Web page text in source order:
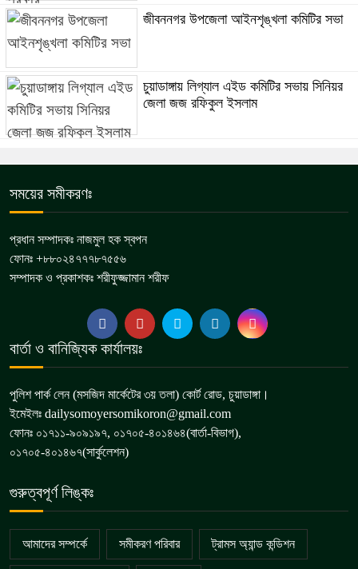
জীবননগর উপজেলা আইনশৃঙ্খলা কমিটির সভা
চুয়াডাঙ্গায় লিগ্যাল এইড কমিটির সভায় সিনিয়র
জেলা জজ রফিকুল ইসলাম
সময়ের সমীকরণঃ
প্রধান সম্পাদকঃ নাজমুল হক স্বপন
ফোনঃ +৮৮০২৪৭৭৭৮৭৫৫৬
সম্পাদক ও প্রকাশকঃ শরীফুজ্জামান শরীফ
বার্তা ও বানিজ্যিক কার্যালয়ঃ
পুলিশ পার্ক লেন (মসজিদ মার্কেটের ৩য় তলা) কোর্ট রোড, চুয়াডাঙ্গা।
ইমেইলঃ dailysomoyersomikoron@gmail.com
ফোনঃ ০১৭১১-৯০৯১৯৭, ০১৭০৫-৪০১৪৬৪(বার্তা-বিভাগ),
০১৭০৫-৪০১৪৬৭(সার্কুলেশন)
গুরুত্বপূর্ণ লিঙ্কঃ
আমাদের সম্পর্কে সমীকরণ পরিবার ট্রামস অ্যান্ড কন্ডিশন